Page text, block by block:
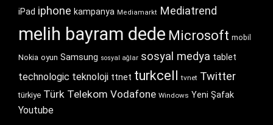
iPad iphone kampanya Mediamarkt Mediatrend
melih bayram dede Microsoft mobil
Nokia oyun Samsung sosyal ağlar sosyal medya tablet
technologic teknoloji ttnet turkcell tvnet Twitter
türkiye Türk Telekom Vodafone Windows Yeni Şafak
Youtube